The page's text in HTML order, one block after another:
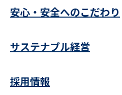
安心・安全へのこだわり
サステナブル経営
採用情報